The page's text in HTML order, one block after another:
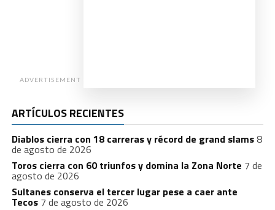
ADVERTISEMENT
ARTÍCULOS RECIENTES
Diablos cierra con 18 carreras y récord de grand slams8
de agosto de 2026
Toros cierra con 60 triunfos y domina la Zona Norte 7 de
agosto de 2026
Sultanes conserva el tercer lugar pese a caer ante
Tecos 7 de agosto de 2026